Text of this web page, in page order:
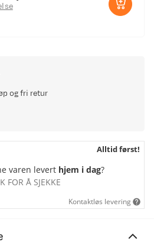
og fri retur
Alltid først!
varen levert hjem i dag?
FOR Å SJEKKE
Kontaktløs levering